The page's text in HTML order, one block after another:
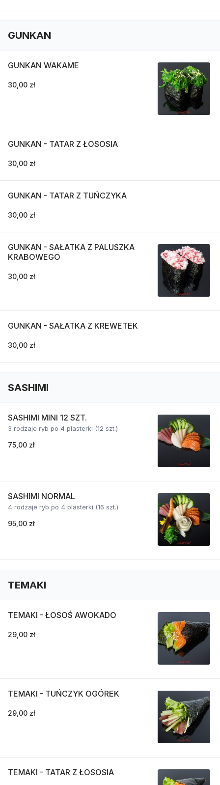
GUNKAN
GUNKAN WAKAME
30,00 zł
GUNKAN - TATAR Z ŁOSOSIA
30,00 zł
GUNKAN - TATAR Z TUŃCZYKA
30,00 zł
GUNKAN - SAŁATKA Z PALUSZKA
KRABOWEGO
30,00 zł
GUNKAN - SAŁATKA Z KREWETEK
30,00 zł
SASHIMI
SASHIMI MINI 12 SZT.
3 rodzaje ryb po 4 plasterki (12 szt.)
75,00 zł
SASHIMI NORMAL
4 rodzaje ryb po 4 plasterki (16 szt.)
95,00 zł
TEMAKI
TEMAKI - ŁOSOŚ AWOKADO
29,00 zł
TEMAKI - TUŃCZYK OGÓREK
29,00 zł
TEMAKI - TATAR Z ŁOSOSIA